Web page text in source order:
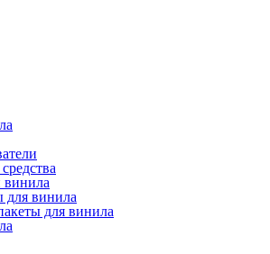
винила
для винила
для винила